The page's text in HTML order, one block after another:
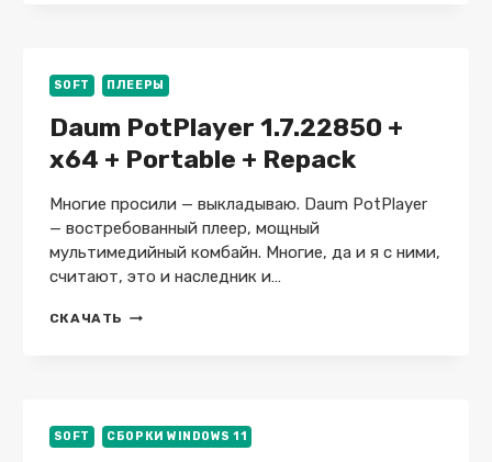
+
X64
+
PORTABLE
+
SOFT ПЛЕЕРЫ
Daum PotPlayer 1.7.22850 +
x64 + Portable + Repack
Многие просили — выкладываю. Daum PotPlayer
— востребованный плеер, мощный
мультимедийный комбайн. Многие, да и я с ними,
считают, это и наследник и…
СКАЧАТЬ DAUM
PORTABLE
SOFT СБОРКИ WINDOWS 11